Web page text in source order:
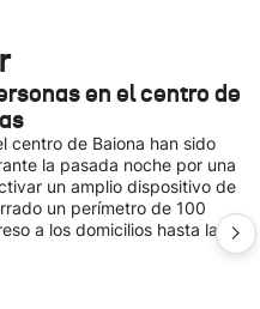
en el centro de
centro de Baiona han sido
la pasada noche por una
un amplio dispositivo de
un perímetro de 100
a los domicilios hasta la